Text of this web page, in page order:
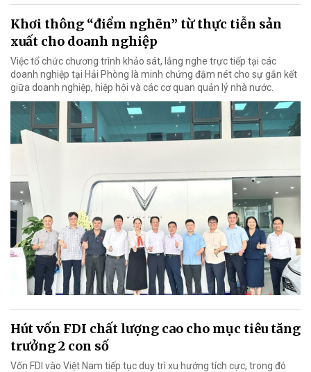
Khơi thông “điểm nghẽn” từ thực tiễn sản
xuất cho doanh nghiệp
Việc tổ chức chương trình khảo sát, lắng nghe trực tiếp tại các
doanh nghiệp tại Hải Phòng là minh chứng đậm nét cho sự gắn kết
giữa doanh nghiệp, hiệp hội và các cơ quan quản lý nhà nước.
Hút vốn FDI chất lượng cao cho mục tiêu tăng
trưởng 2 con số
Vốn FDI vào Việt Nam tiếp tục duy trì xu hướng tích cực, trong đó